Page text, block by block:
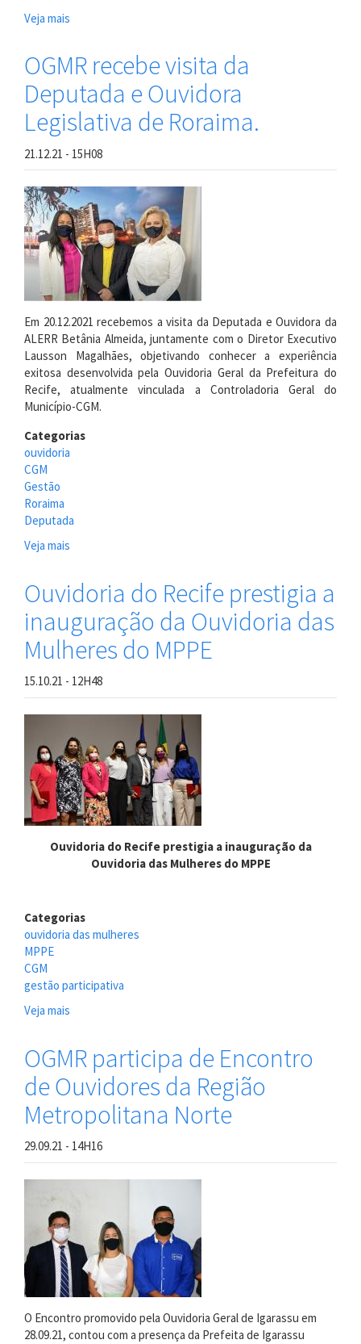
Veja mais
comemora
anos
de
OGMR recebe visita da
Deputada e Ouvidora
Legislativa de Roraima.
21.12.21 - 15H08
Em 20.12.2021 recebemos a visita da Deputada e Ouvidora da
ALERR Betânia Almeida, juntamente com o Diretor Executivo
Lausson Magalhães, objetivando conhecer a experiência
exitosa desenvolvida pela Ouvidoria Geral da Prefeitura do
Recife, atualmente vinculada a Controladoria Geral do
Município-CGM.
Categorias
ouvidoria
CGM
Gestão
Roraima
Deputada
Veja mais
recebe
visita
Deputada
e
Legislativa
de
Roraima.
Ouvidoria do Recife prestigia a
inauguração da Ouvidoria das
Mulheres do MPPE
15.10.21 - 12H48
Ouvidoria do Recife prestigia a inauguração da
Ouvidoria das Mulheres do MPPE
Categorias
ouvidoria das mulheres
MPPE
CGM
gestão participativa
Veja mais
Recife
prestigia
a
inauguração
Ouvidoria
das
Mulheres
OGMR participa de Encontro
de Ouvidores da Região
Metropolitana Norte
29.09.21 - 14H16
O Encontro promovido pela Ouvidoria Geral de Igarassu em
28.09.21, contou com a presença da Prefeita de Igarassu